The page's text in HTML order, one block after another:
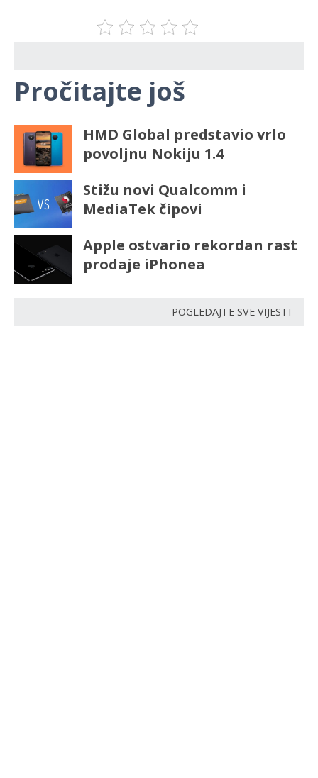
Pročitajte još
HMD Global predstavio vrlo
povoljnu Nokiju 1.4
Stižu novi Qualcomm i
MediaTek čipovi
Apple ostvario rekordan rast
prodaje iPhonea
POGLEDAJTE SVE VIJESTI